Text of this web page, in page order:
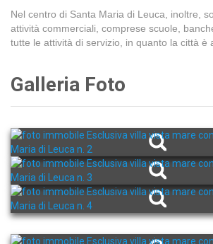
Nel centro di Santa Maria di Leuca, inoltre,
attività commerciali, comprese scuole,
tutte le attività di servizio, in quanto la città è
Galleria Foto